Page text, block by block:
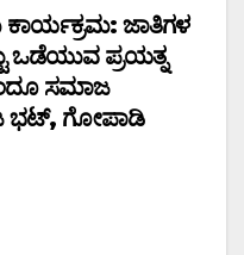
ಜಾತಿಗಳ
ಒಡೆಯುವ ಪ್ರಯತ್ನ
ಸಮಾಜ
ಭಟ್, ಗೋಪಾಡಿ